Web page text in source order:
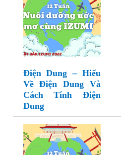
Điện Dung – Hiểu
Về Điện Dung Và
Cách Tính Điện
Dung